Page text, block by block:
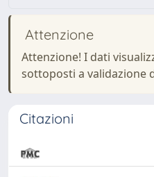
Attenzione
Attenzione! I dati
sottoposti a validazione
Citazioni